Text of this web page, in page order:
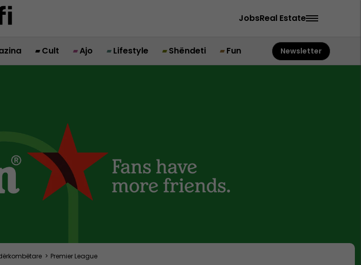
JobsReal Estate
Cult Ajo Lifestyle Shëndeti Fun Newsletter
> Premier League